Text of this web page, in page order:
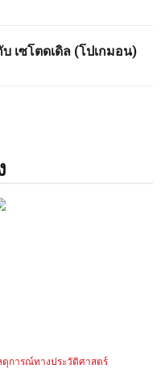
บ เซโตดเดิล (โปเกมอน)
ตุการณ์ทางประวัติศาสตร์